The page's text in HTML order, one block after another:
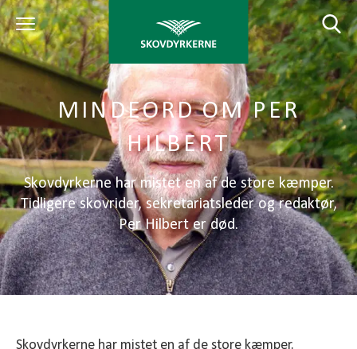
MINDEORD OM PER
HILBERT
Skovdyrkerne har mistet en af de store kæmper.
Tidligere skovrider, sekretariatsleder og redaktør,
Per Hilbert er død.
Skovdyrkerne har mistet en af de store kæmper.